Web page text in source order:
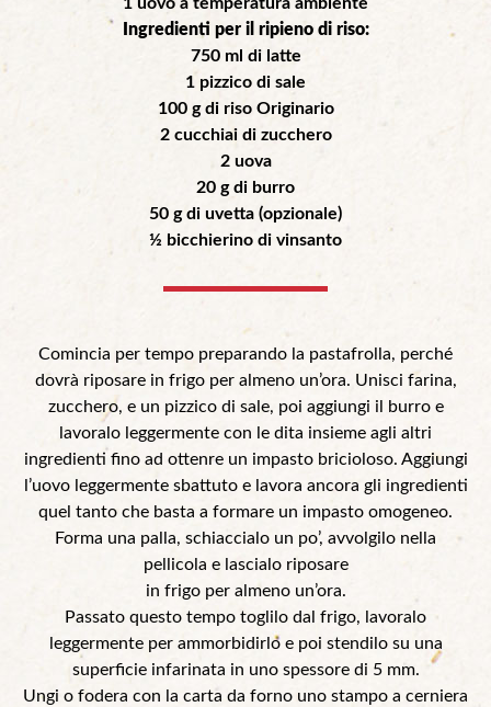
Ingredienti per il ripieno di riso:
750 ml di latte
1 pizzico di sale
100 g di riso Originario
2 cucchiai di zucchero
2 uova
20 g di burro
50 g di uvetta (opzionale)
½ bicchierino di vinsanto
Comincia per tempo preparando la pastafrolla, perché
dovrà riposare in frigo per almeno un’ora. Unisci farina,
zucchero, e un pizzico di sale, poi aggiungi il burro e
lavoralo leggermente con le dita insieme agli altri
ingredienti fino ad ottenre un impasto bricioloso. Aggiungi
l’uovo leggermente sbattuto e lavora ancora gli ingredienti
quel tanto che basta a formare un impasto omogeneo.
Forma una palla, schiaccialo un po’, avvolgilo nella
pellicola e lascialo riposare
in frigo per almeno un’ora.
Passato questo tempo toglilo dal frigo, lavoralo
leggermente per ammorbidirlo e poi stendilo su una
superficie infarinata in uno spessore di 5 mm.
Ungi o fodera con la carta da forno uno stampo a cerniera